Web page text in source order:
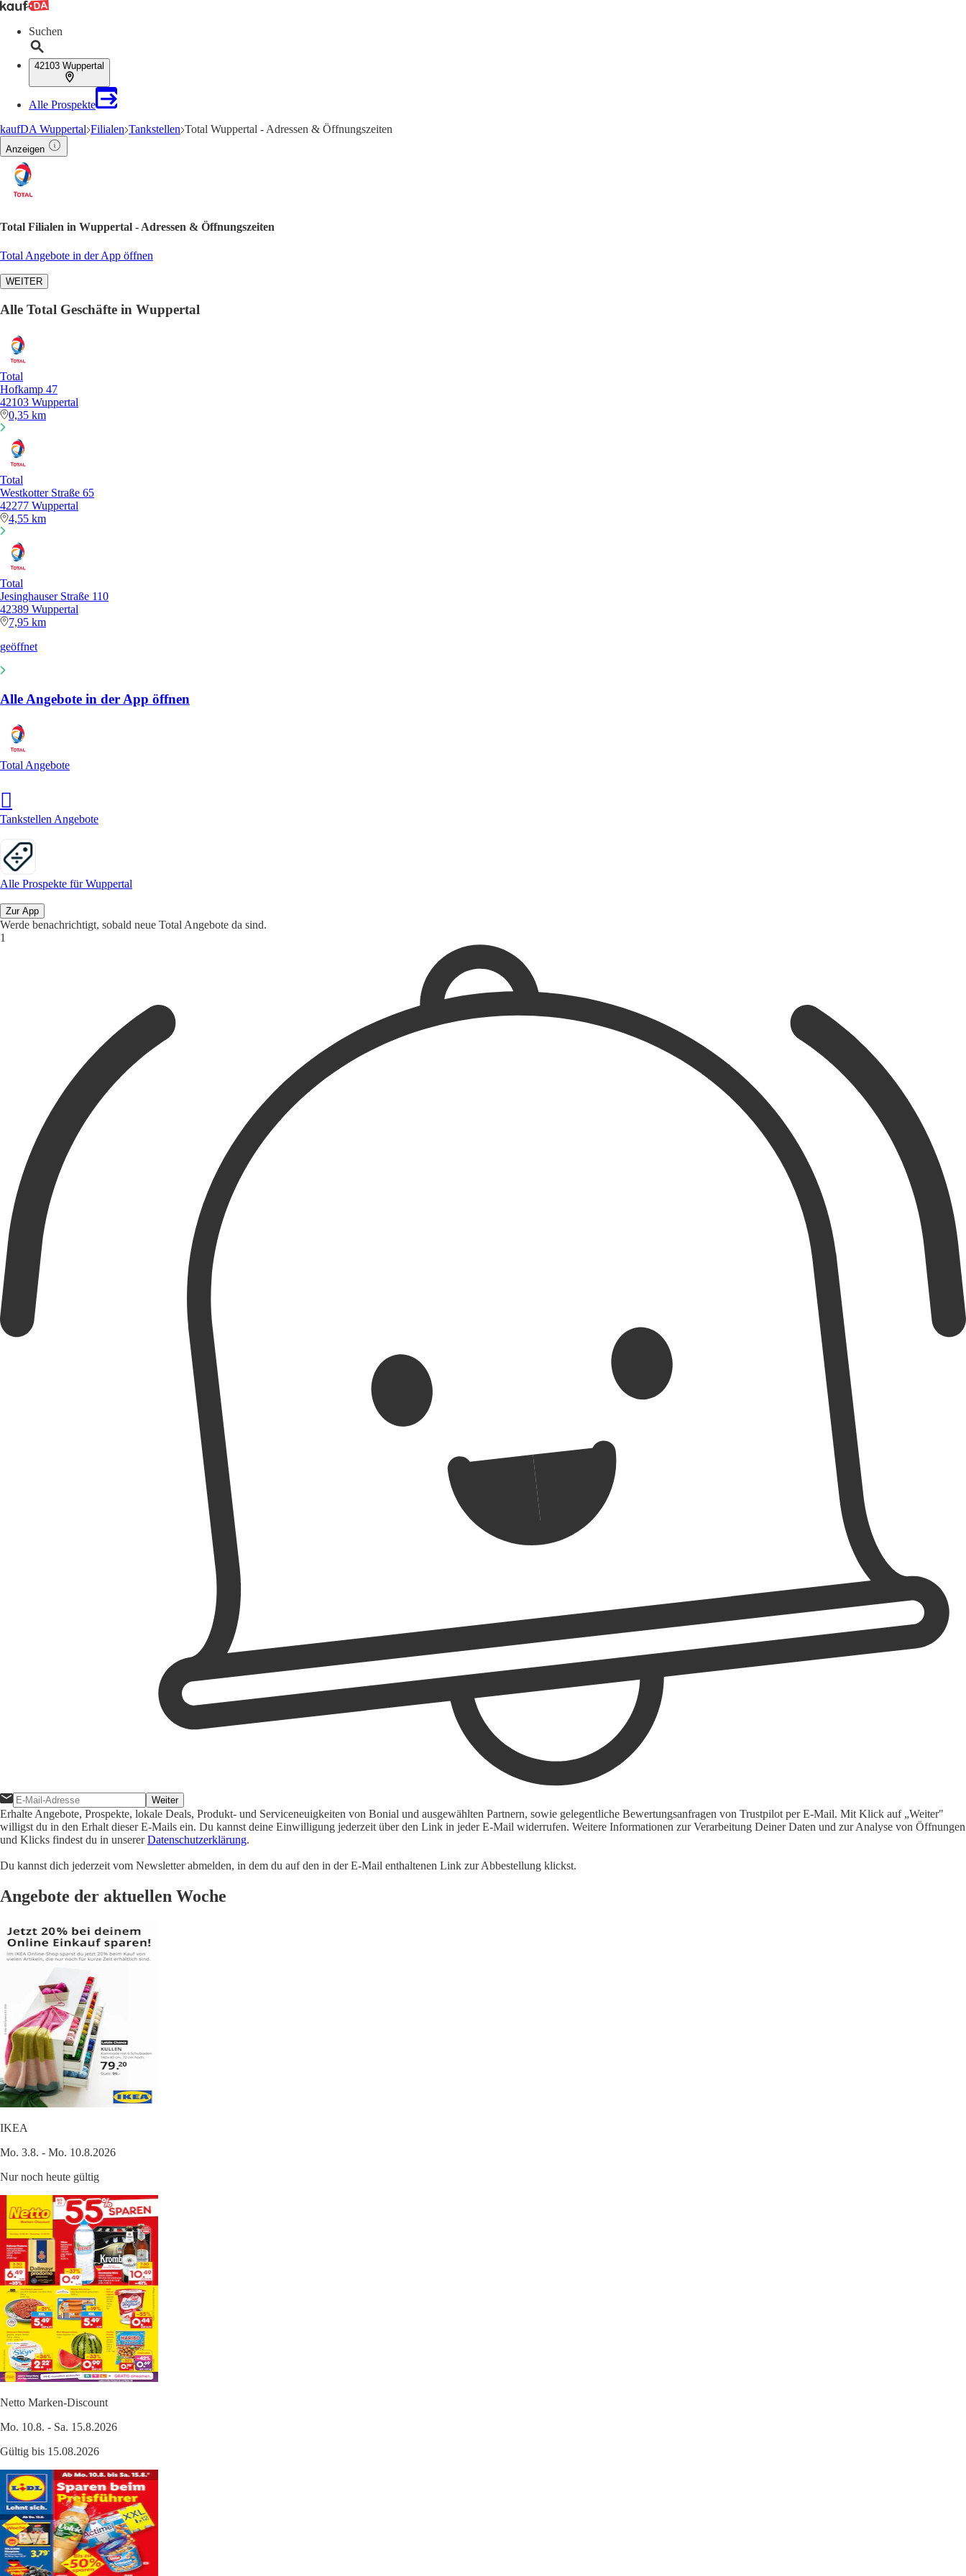
Suchen
42103 Wuppertal
Alle Prospekte
kaufDA Wuppertal Filialen Tankstellen Total Wuppertal - Adressen & Öffnungszeiten
Anzeigen
Total Filialen in Wuppertal - Adressen & Öffnungszeiten
Total Angebote in der App öffnen
WEITER
Alle Total Geschäfte in Wuppertal
Total
Hofkamp 47
42103 Wuppertal
0,35 km
Total
Westkotter Straße 65
42277 Wuppertal
4,55 km
Total
Jesinghauser Straße 110
42389 Wuppertal
7,95 km
geöffnet
Alle Angebote in der App öffnen
Total Angebote
Tankstellen Angebote
Alle Prospekte für Wuppertal
Zur App
Werde benachrichtigt, sobald neue Total Angebote da sind.
Weiter
Erhalte Angebote, Prospekte, lokale Deals, Produkt- und Serviceneuigkeiten von Bonial und ausgewählten Partnern, sowie gelegentliche Bewertungsanfragen von Trustpilot per E-Mail. Mit Klick auf „Weiter"
willigst du in den Erhalt dieser E-Mails ein. Du kannst deine Einwilligung jederzeit über den Link in jeder E-Mail widerrufen. Weitere Informationen zur Verarbeitung Deiner Daten und zur Analyse von Öffnungen
und Klicks findest du in unsererDatenschutzerklärung.
Du kannst dich jederzeit vom Newsletter abmelden, in dem du auf den in der E-Mail enthaltenen Link zur Abbestellung klickst.
Angebote der aktuellen Woche
IKEA
Mo. 3.8. - Mo. 10.8.2026
Nur noch heute gültig
Netto Marken-Discount
Mo. 10.8. - Sa. 15.8.2026
Gültig bis 15.08.2026